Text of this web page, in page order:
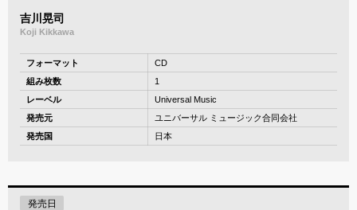
吉川晃司
Koji Kikkawa
フォーマット
CD
組み枚数
1
レーベル
Universal Music
発売元
ユニバーサル ミュージック合同会社
発売国
日本
発売日